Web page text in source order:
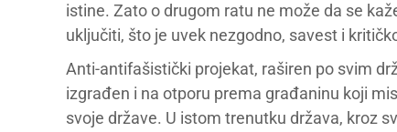
istine. Zato o drugom ratu ne može da se
uključiti, što je uvek nezgodno, savest i
Anti-antifašistički projekat, raširen po svim
izgrađen i na otporu prema građaninu koji
svoje države. U istom trenutku država, kroz